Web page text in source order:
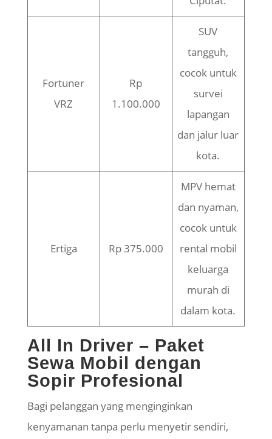
Fortuner
VRZ
Rp
1.100.000
SUV
tangguh,
cocok untuk
survei
lapangan
dan jalur luar
kota.
Ertiga Rp 375.000
MPV hemat
dan nyaman,
cocok untuk
rental mobil
keluarga
murah di
dalam kota.
All In Driver – Paket
Sewa Mobil dengan
Sopir Profesional
Bagi pelanggan yang menginginkan
kenyamanan tanpa perlu menyetir sendiri,